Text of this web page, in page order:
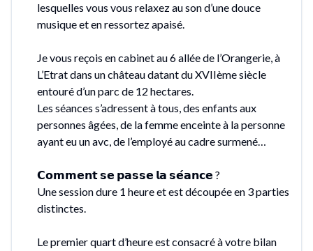
lesquelles vous vous relaxez au son d’une douce
musique et en ressortez apaisé.
Je vous reçois en cabinet au 6 allée de l’Orangerie, à
L’Etrat dans un château datant du XVIIème siècle
entouré d’un parc de 12 hectares.
Les séances s’adressent à tous, des enfants aux
personnes âgées, de la femme enceinte à la personne
ayant eu un avc, de l’employé au cadre surmené…
𝗖𝗼𝗺𝗺𝗲𝗻𝘁 𝘀𝗲 𝗽𝗮𝘀𝘀𝗲 𝗹𝗮 𝘀𝗲́𝗮𝗻𝗰𝗲 ?
Une session dure 1 heure et est découpée en 3 parties
distinctes.
Le premier quart d’heure est consacré à votre bilan